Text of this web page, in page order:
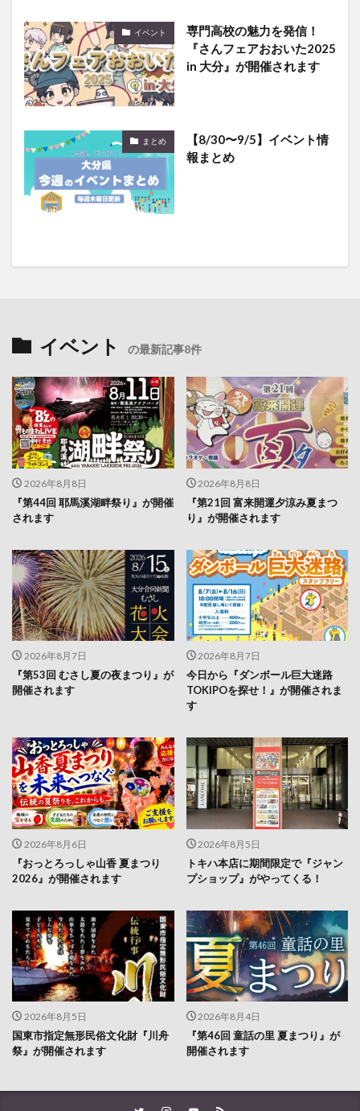
イベント
専門高校の魅力を発信！
『さんフェアおおいた2025
in 大分』が開催されます
まとめ
【8/30〜9/5】イベント情
報まとめ
イベント の最新記事8件
2026年8月8日
『第44回 耶馬溪湖畔祭り』が開催
されます
2026年8月8日
『第21回 富来開運夕涼み夏まつ
り』が開催されます
2026年8月7日
『第53回 むさし夏の夜まつり』が
開催されます
2026年8月7日
今日から『ダンボール巨大迷路
TOKIPOを探せ！』が開催されま
す
2026年8月6日
『おっとろっしゃ山香 夏まつり
2026』が開催されます
2026年8月5日
トキハ本店に期間限定で『ジャン
プショップ』がやってくる！
2026年8月5日
国東市指定無形民俗文化財『川舟
祭』が開催されます
2026年8月4日
『第46回 童話の里 夏まつり』が
開催されます